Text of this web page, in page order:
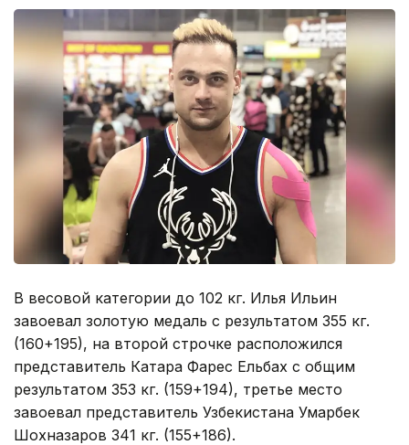
В весовой категории до 102 кг. Илья Ильин
завоевал золотую медаль с результатом 355 кг.
(160+195), на второй строчке расположился
представитель Катара Фарес Ельбах с общим
результатом 353 кг. (159+194), третье место
завоевал представитель Узбекистана Умарбек
Шохназаров 341 кг. (155+186).